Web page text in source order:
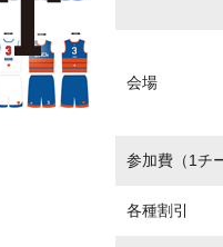
会場
参加費（1チ
各種割引